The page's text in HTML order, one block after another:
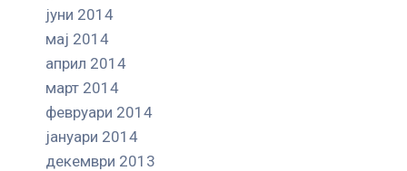
јуни 2014
мај 2014
април 2014
март 2014
февруари 2014
јануари 2014
декември 2013